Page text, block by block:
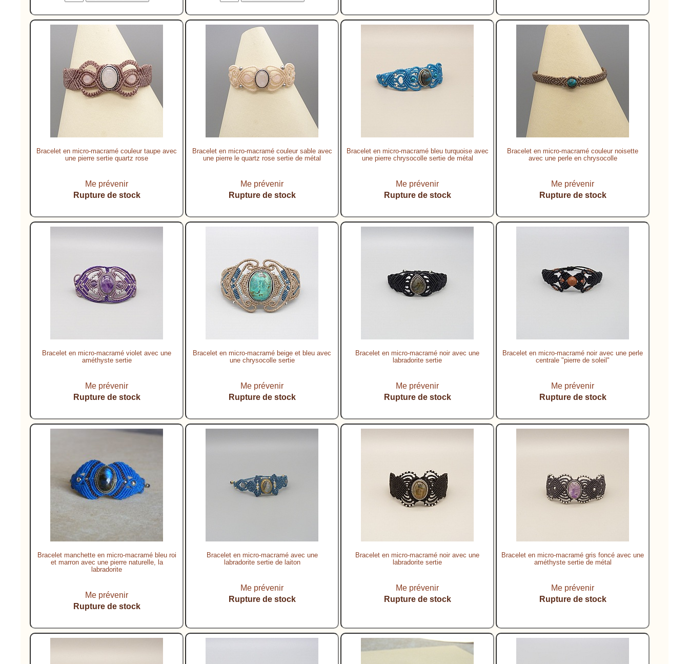
Bracelet en micro-macramé couleur taupe avec
une pierre sertie quartz rose
Me prévenir
Rupture de stock
Bracelet en micro-macramé couleur sable avec
une pierre le quartz rose sertie de métal
Me prévenir
Rupture de stock
Bracelet en micro-macramé bleu turquoise avec
une pierre chrysocolle sertie de métal
Me prévenir
Rupture de stock
Bracelet en micro-macramé couleur noisette
avec une perle en chrysocolle
Me prévenir
Rupture de stock
Bracelet en micro-macramé violet avec une
améthyste sertie
Me prévenir
Rupture de stock
Bracelet en micro-macramé beige et bleu avec
une chrysocolle sertie
Me prévenir
Rupture de stock
Bracelet en micro-macramé noir avec une
labradorite sertie
Me prévenir
Rupture de stock
Bracelet en micro-macramé noir avec une perle
centrale "pierre de soleil"
Me prévenir
Rupture de stock
Bracelet manchette en micro-macramé bleu roi
et marron avec une pierre naturelle, la
labradorite
Me prévenir
Rupture de stock
Bracelet en micro-macramé avec une
labradorite sertie de laiton
Me prévenir
Rupture de stock
Bracelet en micro-macramé noir avec une
labradorite sertie
Me prévenir
Rupture de stock
Bracelet en micro-macramé gris foncé avec une
améthyste sertie de métal
Me prévenir
Rupture de stock